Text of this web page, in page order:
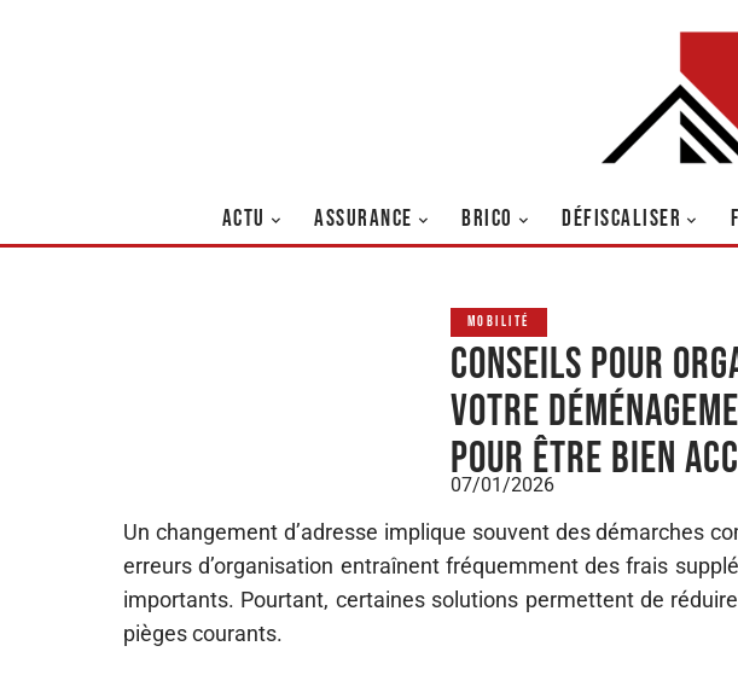
ACTU ASSURANCE BRICO DÉFISCALISER
MOBILITÉ
Conseils pour
votre
pour être bien
07/01/2026
Un changement d’adresse implique souvent des démarches
erreurs d’organisation entraînent fréquemment des frais
importants. Pourtant, certaines solutions permettent de
pièges courants.